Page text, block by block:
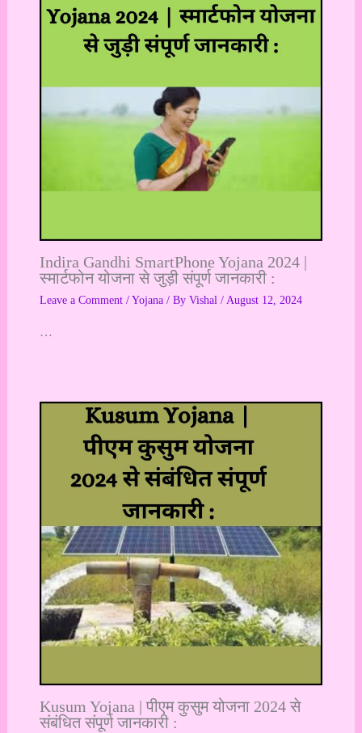
Indira Gandhi SmartPhone Yojana 2024 |
स्मार्टफोन योजना से जुड़ी संपूर्ण जानकारी :
Leave a Comment / Yojana/ By Vishal / August 12, 2024
…
Kusum Yojana | पीएम कुसुम योजना 2024 से
संबंधित संपूर्ण जानकारी :